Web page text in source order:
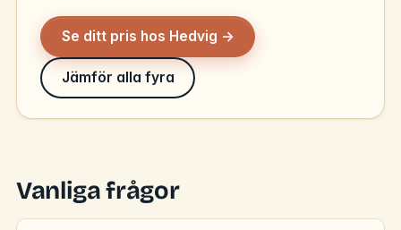
Se ditt pris hos Hedvig →
Jämför alla fyra
Vanliga frågor